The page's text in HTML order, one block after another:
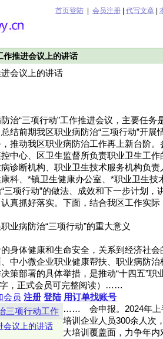
首页登陆| 会员注册| 代写文章|
作推进会议上的讲话
会议上的讲话
治“三项行动”工作推进会议，主要任务
结前期我区职业病防治“三项行动”开展
推动我区职业病防治工作再上新台阶
中心、区卫生监督所负责职业卫生工
诊断机构、职业卫生技术服务机构负
科、*镇卫生健康办公室、*职业卫生技
三项行动”的做法、成效和下一步计划
真抓好落实。下面，结合我区工作实际
业病防治“三项行动”的重大意义
身体健康和生命安全，关系到经济社
中小微企业职业健康帮扶、职业病防治
策部署的具体举措，是推动“十四五
字，正式会员可完整阅读）……
会员 注册 登陆 用订单找账号
……
三项行动工作
会议上的讲话
会申报。2024年
培训企业人员300余人次
大培训覆盖面，力争年